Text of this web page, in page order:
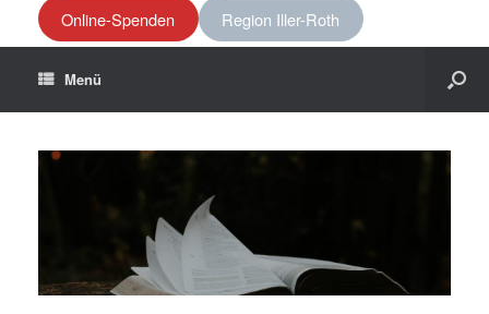
Online-Spenden Region Iller-Roth
Menü